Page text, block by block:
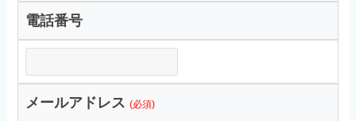
電話番号
メールアドレス (必須)